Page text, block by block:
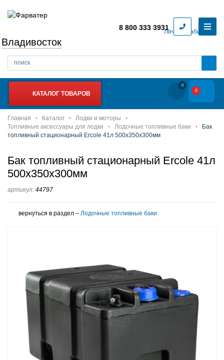
Личный кабинет
Владивосток
8 800 333 3931
КАТАЛОГ ТОВАРОВ
0
0
Главная Каталог
Лодки и моторы
Топливные аксессуары для лодки
Лодочные топливные баки
Бак
топливный стационарный Ercole 41л 500х350х300мм
Бак топливный стационарный Ercole 41л
500х350х300мм
артикул: 44797
вернуться в раздел – Лодочные топливные баки